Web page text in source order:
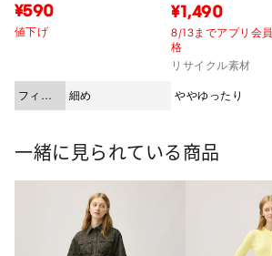
¥590
値下げ
フィッ
ト
細め
¥1,490
8/13までアプリ会
格
リサイクル素材
ややゆったり
一緒に見られている商品